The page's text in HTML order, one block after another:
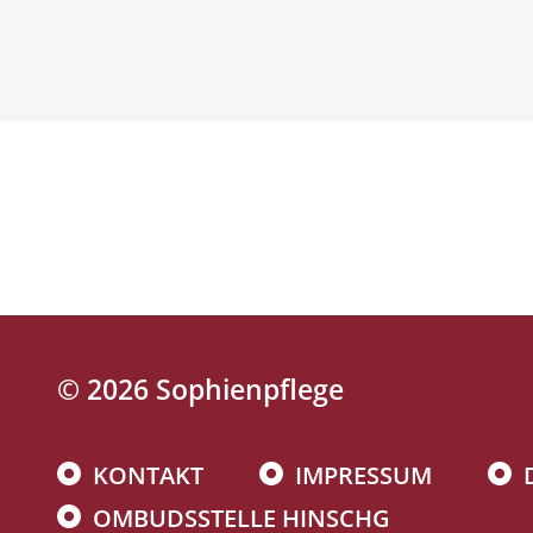
© 2026 Sophienpflege
Navigation
überspringen
KONTAKT IMPRESSUM
OMBUDSSTELLE HINSCHG